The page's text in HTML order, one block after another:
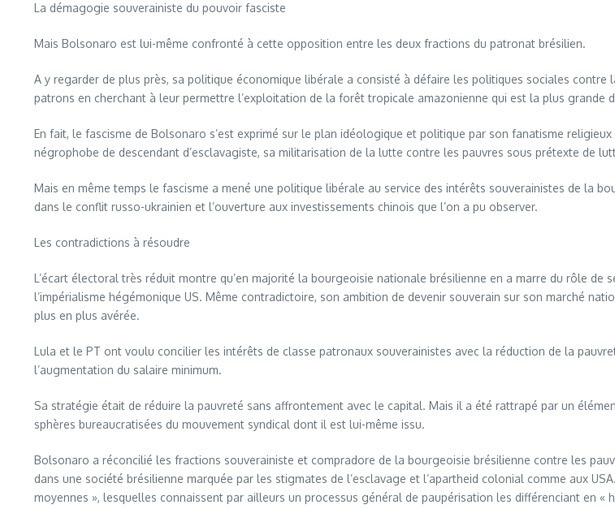
La démagogie souverainiste du pouvoir fasciste
Mais Bolsonaro est lui-même confronté à cette opposition entre les deux fractions du patronat brésilien.
A y regarder de plus près, sa politique économique libérale a consisté à défaire les politiques sociales
patrons en cherchant à leur permettre l’exploitation de la forêt tropicale amazonienne qui est la plus
En fait, le fascisme de Bolsonaro s’est exprimé sur le plan idéologique et politique par son fanatisme
négrophobe de descendant d’esclavagiste, sa militarisation de la lutte contre les pauvres sous prétexte de
Mais en même temps le fascisme a mené une politique libérale au service des intérêts souverainistes de la
dans le conflit russo-ukrainien et l’ouverture aux investissements chinois que l’on a pu observer.
Les contradictions à résoudre
L’écart électoral très réduit montre qu’en majorité la bourgeoisie nationale brésilienne en a marre du rôle
l’impérialisme hégémonique US. Même contradictoire, son ambition de devenir souverain sur son marché
plus en plus avérée.
Lula et le PT ont voulu concilier les intérêts de classe patronaux souverainistes avec la réduction de la
l’augmentation du salaire minimum.
Sa stratégie était de réduire la pauvreté sans affrontement avec le capital. Mais il a été rattrapé par un
sphères bureaucratisées du mouvement syndical dont il est lui-même issu.
Bolsonaro a réconcilié les fractions souverainiste et compradore de la bourgeoisie brésilienne contre les
dans une société brésilienne marquée par les stigmates de l’esclavage et l’apartheid colonial comme aux
moyennes », lesquelles connaissent par ailleurs un processus général de paupérisation les différenciant en «